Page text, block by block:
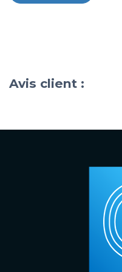
Avis client :